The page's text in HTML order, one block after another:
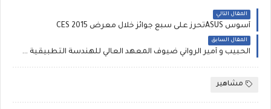
المقال التالي
أسوس ASUSتُحرز على سبع جوائز خلال معرض CES 2015
المقال السابق
الحبيب و أمير الرواني ضيوف المعهد العالي للهندسة التطبيقية IGA BELVEDERE
مشاهير